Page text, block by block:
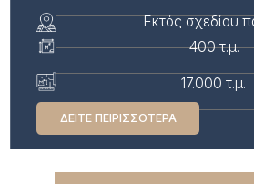
Εκτός σχεδίου
400 τ.μ.
17.000 τ.μ.
ΔΕΊΤΕ ΠΕΙΡΙΣΣΌΤΕΡΑ